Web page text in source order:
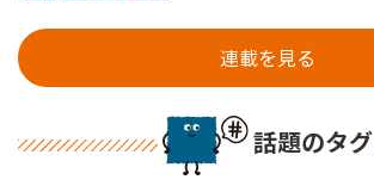
連載を見る
話題のタグ